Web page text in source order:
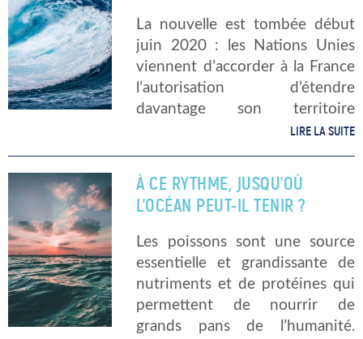
La nouvelle est tombée début
juin 2020 : les Nations Unies
viennent d’accorder à la France
l’autorisation d’étendre
davantage son territoire
maritime. Quelle est la taille du
En matière de superficie de
territoire sous-marin, la France
[…]
LIRE LA SUITE
À CE RYTHME, JUSQU’OÙ
L’OCÉAN PEUT-IL TENIR ?
Les poissons sont une source
essentielle et grandissante de
nutriments et de protéines qui
permettent de nourrir de
grands pans de l’humanité.